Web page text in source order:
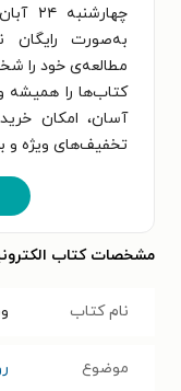
به‌صورت رایگان
مطالعه‌ی خود را
کتاب‌ها را همیشه
آسان، امکان
تخفیف‌های ویژه و
مشخصات کتاب
نام کتاب
موضوع